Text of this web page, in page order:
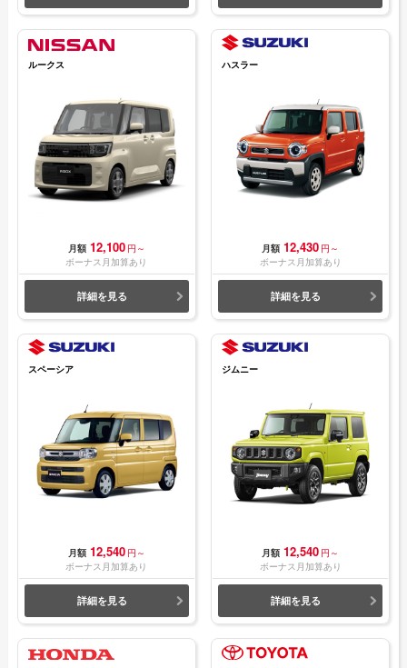
ルークス
月額 12,100 円～
ボーナス月加算あり
詳細を見る
ハスラー
月額 12,430 円～
ボーナス月加算あり
詳細を見る
スペーシア
月額 12,540 円～
ボーナス月加算あり
詳細を見る
ジムニー
月額 12,540 円～
ボーナス月加算あり
詳細を見る